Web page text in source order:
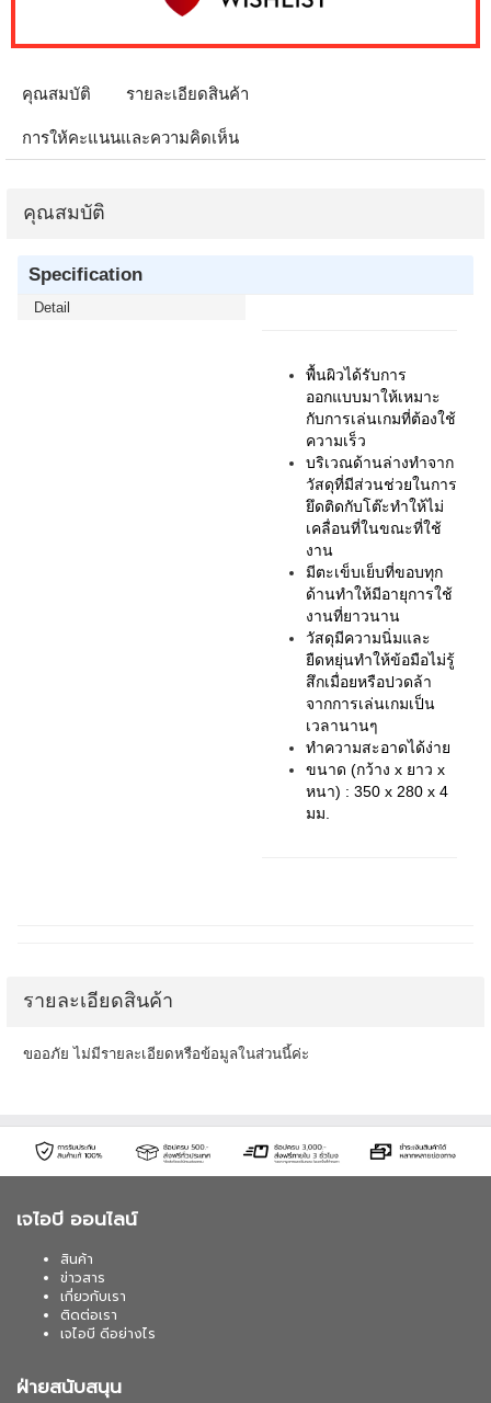
คุณสมบัติ รายละเอียดสินค้า
การให้คะแนนและความคิดเห็น
คุณสมบัติ
Specification
Detail
พื้นผิวได้รับการ
ออกแบบมาให้เหมาะ
กับการเล่นเกมที่ต้องใช้
ความเร็ว
บริเวณด้านล่างทำจาก
วัสดุที่มีส่วนช่วยในการ
ยึดติดกับโต๊ะทำให้ไม่
เคลื่อนที่ในขณะที่ใช้
งาน
มีตะเข็บเย็บที่ขอบทุก
ด้านทำให้มีอายุการใช้
งานที่ยาวนาน
วัสดุมีความนิ่มและ
ยืดหยุ่นทำให้ข้อมือไม่รู้
สึกเมื่อยหรือปวดล้า
จากการเล่นเกมเป็น
เวลานานๆ
ทำความสะอาดได้ง่าย
ขนาด (กว้าง x ยาว x
หนา) : 350 x 280 x 4
มม.
รายละเอียดสินค้า
ขออภัย ไม่มีรายละเอียดหรือข้อมูลในส่วนนี้ค่ะ
เจไอบี ออนไลน์
สินค้า
ข่าวสาร
เกี่ยวกับเรา
ติดต่อเรา
เจไอบี ดีอย่างไร
ฝ่ายสนับสนุน